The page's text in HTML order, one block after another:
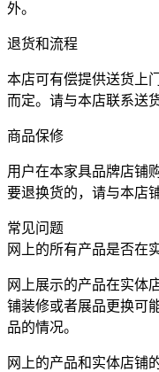
外。
退货和流程
本店可有偿提供送货上
而定。请与本店联系送
商品保修
用户在本家具品牌店铺
要退换货的，请与本店
常见问题
网上的所有产品是否在
网上展示的产品在实体
铺装修或者展品更换可
品的情况。
网上的产品和实体店铺